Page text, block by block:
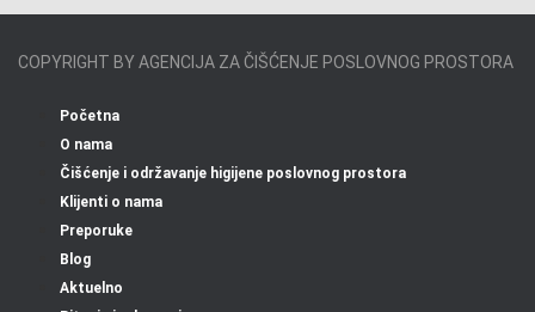
COPYRIGHT BY AGENCIJA ZA ČIŠĆENJE POSLOVNOG PROSTORA
Početna
O nama
Čišćenje i održavanje higijene poslovnog prostora
Klijenti o nama
Preporuke
Blog
Aktuelno